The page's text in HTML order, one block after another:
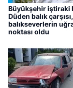
Büyükşehir iştiraki
Düden balık çarşısı,
balıkseverlerin
noktası oldu